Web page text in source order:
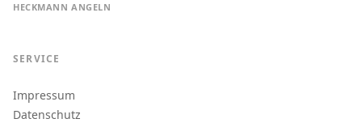
HECKMANN ANGELN
SERVICE
Impressum
Datenschutz